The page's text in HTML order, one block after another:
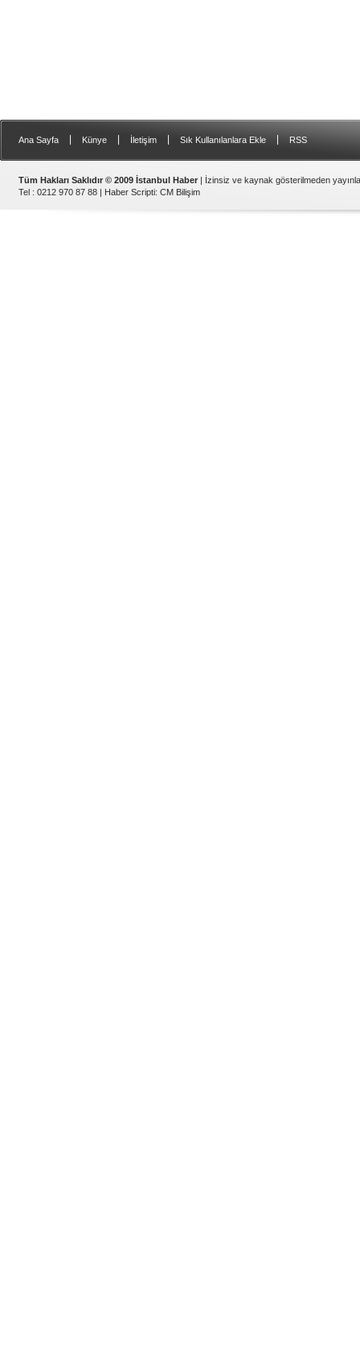
Ana Sayfa Künye İletişim Sık Kullanılanlara Ekle RSS
Tüm Hakları Saklıdır © 2009 İstanbul Haber | İzinsiz ve kaynak gösterilmeden
Tel : 0212 970 87 88 | Haber Scripti: CM Bilişim